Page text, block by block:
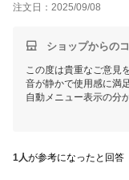
手動であれば問題なさ
注文日：2025/09/08
ショップからの
この度は貴重なご意見
音が静かで使用感に満
自動メニュー表示の分
1人が参考になったと回答